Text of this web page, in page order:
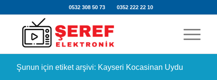
0532 308 50 73 0352 222 22 10
Şunun için etiket arşivi: Kayseri Kocasinan Uydu